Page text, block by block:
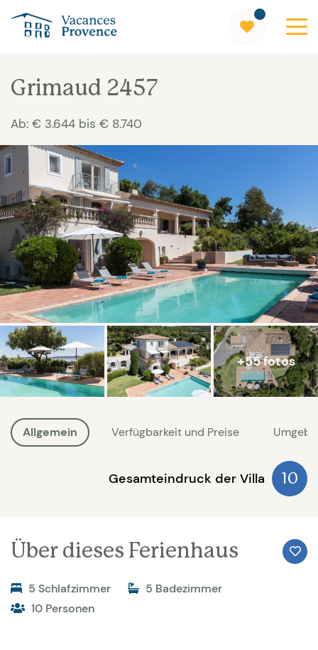
Grimaud 2457
Ab: € 3.644 bis € 8.740
+55 fotos
Allgemein Verfügbarkeit und Preise
Gesamteindruck der Villa 10
Über dieses Ferienhaus
5 Schlafzimmer
5 Badezimmer
10 Personen